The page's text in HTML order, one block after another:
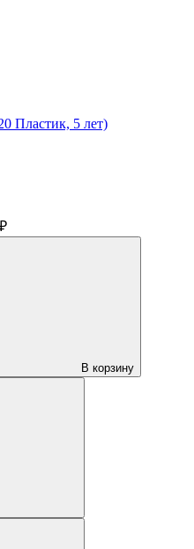
Пластик, 5 лет)
₽
В корзину